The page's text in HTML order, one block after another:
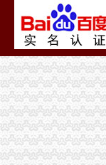
关于增值税专用发票
增值税专用发票_会计
增值税专用发票
增值税专用发票开具
增值税专用发票-搜百
关于修订《增值税专
增值税发票怎么查询
增值专用票-搜百科
增值税专用发票-MBA
增值税专用发票